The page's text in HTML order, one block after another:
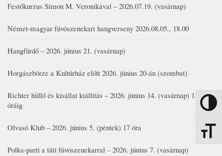
Nagy
Festőkurzus Simon M. Veronikával – 2026.07.19. (vasárnap)
Német-magyar fúvószenekari hangverseny 2026.08.05., 18.00
Hangfürdő – 2026. június 21. (vasárnap)
Horgászbörze a Kultúrház előtt 2026. június 20-án (szombat)
Richter hüllő és kisállat kiállítás – 2026. június 14. (vasárnap) 15-17
óráig
Olvasó Klub – 2026. június 5. (péntek) 17 óra
Polka-parti a táti fúvószenekarral – 2026. június 7. (vasárnap)